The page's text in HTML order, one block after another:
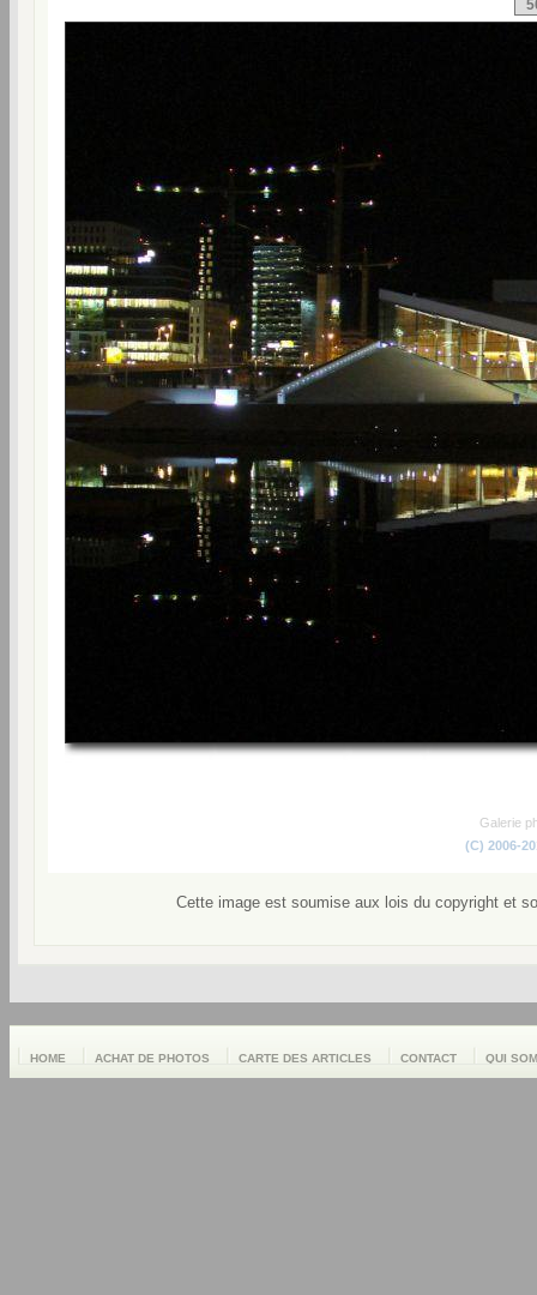
Galerie
(C) 2006-
Cette image est soumise aux lois du copyright et
HOME ACHAT DE PHOTOS CARTE DES ARTICLES CONTACT QUI